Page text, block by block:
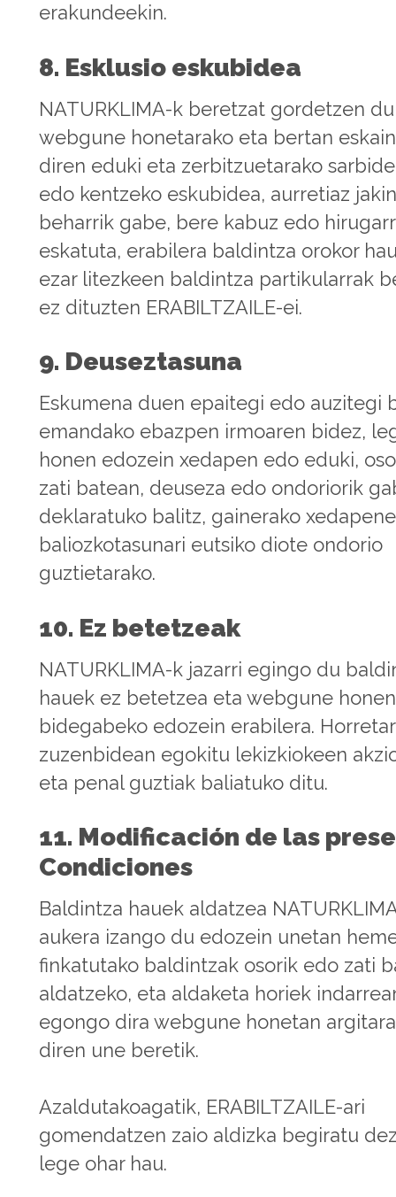
erakundeekin.
8. Esklusio eskubidea
NATURKLIMA-k beretzat gordetzen du
webgune honetarako eta bertan
diren eduki eta zerbitzuetarako
edo kentzeko eskubidea, aurretiaz
beharrik gabe, bere kabuz edo
eskatuta, erabilera baldintza orokor
ezar litezkeen baldintza partikularrak
ez dituzten ERABILTZAILE-ei.
9. Deuseztasuna
Eskumena duen epaitegi edo auzitegi
emandako ebazpen irmoaren bidez,
honen edozein xedapen edo eduki,
zati batean, deuseza edo ondoriorik
deklaratuko balitz, gainerako
baliozkotasunari eutsiko diote ondorio
guztietarako.
10. Ez betetzeak
NATURKLIMA-k jazarri egingo du
hauek ez betetzea eta webgune honen
bidegabeko edozein erabilera.
zuzenbidean egokitu lekizkiokeen
eta penal guztiak baliatuko ditu.
11. Modificación de las
Condiciones
Baldintza hauek aldatzea
aukera izango du edozein unetan
finkatutako baldintzak osorik edo zati
aldatzeko, eta aldaketa horiek
egongo dira webgune honetan
diren une beretik.
Azaldutakoagatik, ERABILTZAILE-ari
gomendatzen zaio aldizka begiratu
lege ohar hau.